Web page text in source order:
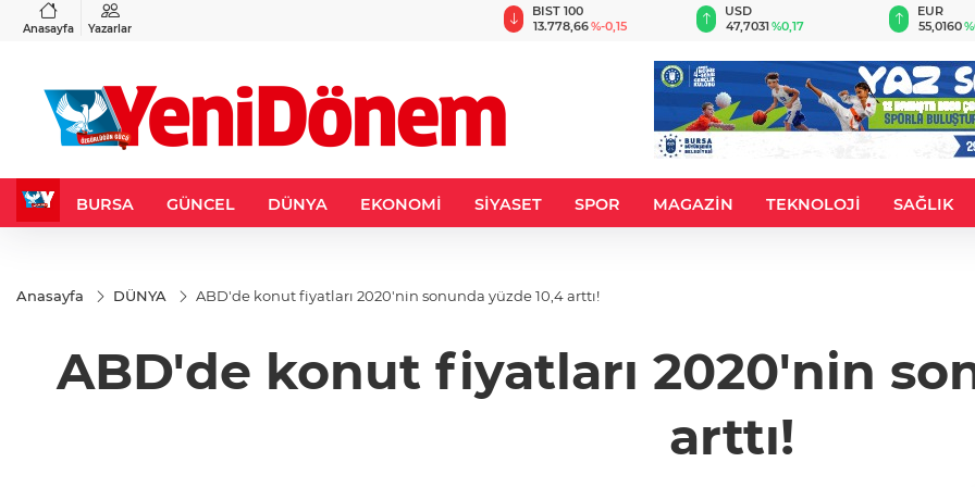
Anasayfa Yazarlar
%-0,22
BIST 100
13.778,66%-0,15
USD
47,7031%0,17
EUR
55,0160
BURSA GÜNCEL DÜNYA EKONOMİ SİYASET SPOR MAGAZİN TEKNOLOJİ SAĞLIK
Anasayfa DÜNYA ABD'de konut fiyatları 2020'nin sonunda yüzde 10,4 arttı!
ABD'de konut fiyatları 2020'nin
arttı!